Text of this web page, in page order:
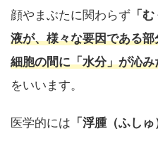
顔やまぶたに関わらず 「
液が、様々な要因である
細胞の間に「水分」が沁
をいいます。
医学的には 「浮腫（ふしゅ